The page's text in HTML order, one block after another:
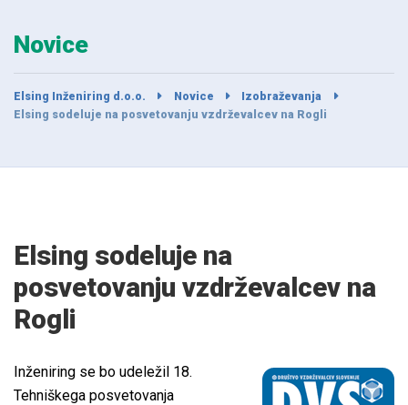
Novice
Elsing Inženiring d.o.o. Novice
Izobraževanja
Elsing sodeluje na posvetovanju vzdrževalcev na Rogli
Elsing sodeluje na
posvetovanju vzdrževalcev na
Rogli
Inženiring se bo udeležil 18.
Tehniškega posvetovanja